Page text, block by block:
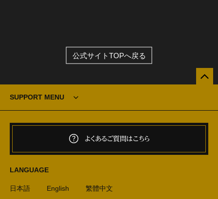
公式サイトTOPへ戻る
SUPPORT MENU
よくあるご質問はこちら
LANGUAGE
日本語 English 繁體中文